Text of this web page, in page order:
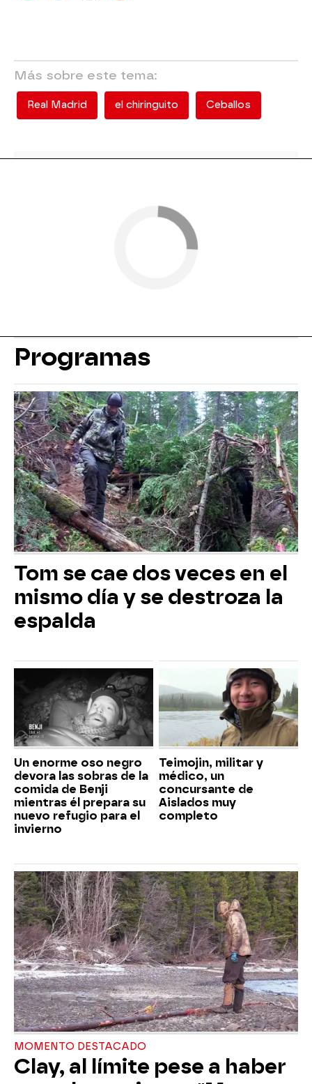
Más sobre este tema:
Real Madrid el chiringuito Ceballos
Programas
Tom se cae dos veces en el
mismo día y se destroza la
espalda
Un enorme oso negro
devora las sobras de la
comida de Benji
mientras él prepara su
nuevo refugio para el
invierno
Teimojin, militar y
médico, un
concursante de
Aislados muy
completo
MOMENTO DESTACADO
Clay, al límite pese a haber